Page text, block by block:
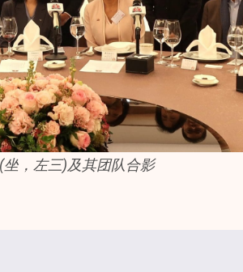
，左三)及其团队合影